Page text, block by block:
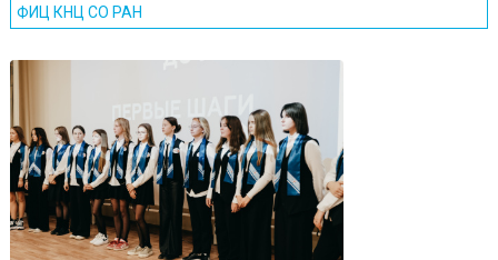
ФИЦ КНЦ CO РАН